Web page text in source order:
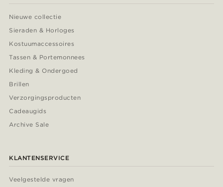
Nieuwe collectie
Sieraden & Horloges
Kostuumaccessoires
Tassen & Portemonnees
Kleding & Ondergoed
Brillen
Verzorgingsproducten
Cadeaugids
Archive Sale
KLANTENSERVICE
Veelgestelde vragen